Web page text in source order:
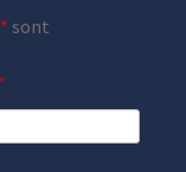
* sont
*